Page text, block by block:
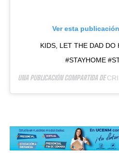
Ver esta
KIDS, LET THE DAD DO
#STAYHOME
UNA PUBLICACIÓN COMPARTIDA DE